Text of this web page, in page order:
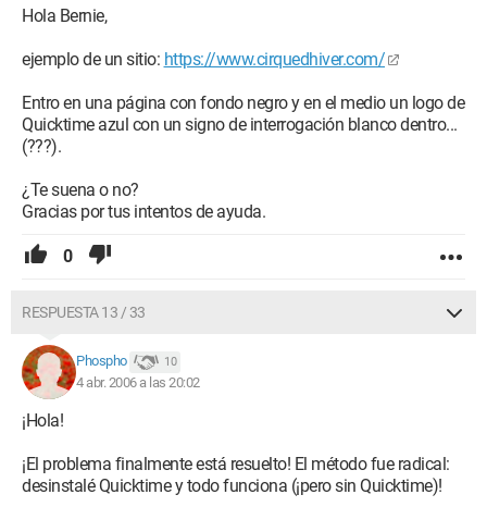
Hola Bernie,
ejemplo de un sitio: https://www.cirquedhiver.com/
Entro en una página con fondo negro y en el medio un logo de
Quicktime azul con un signo de interrogación blanco dentro...
(???).
¿Te suena o no?
Gracias por tus intentos de ayuda.
0
RESPUESTA 13 / 33
Phospho 10
4 abr. 2006 a las 20:02
¡Hola!
¡El problema finalmente está resuelto! El método fue radical:
desinstalé Quicktime y todo funciona (¡pero sin Quicktime)!